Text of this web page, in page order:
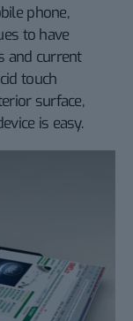
phone,
to have
and current
touch
surface,
is easy.